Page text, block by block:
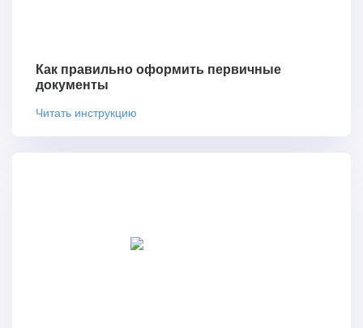
Как правильно оформить первичные
документы
Читать инструкцию